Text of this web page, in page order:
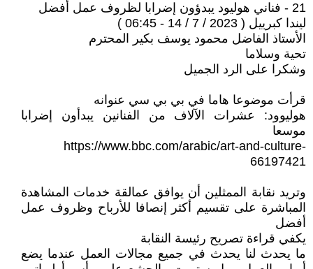
21 - فناني هوليود يبدؤون إضرابا لظروف عمل أفضل
ليندا كبرييل ( 2023 / 7 / 14 - 06:45 )
الأستاذ الفاضل محمود يوسف بكير المحترم
تحية وسلاما
وشكرا على الرد الجميل
قرأت موضوعا هاما في بي بي سي عنوانه
هوليوود: عشرات الآلاف من الفنانين يبدأون إضرابا
موسعا
https://www.bbc.com/arabic/art-and-culture-
66197421
وتريد نقابة الممثلين أن يوافق عمالقة خدمات المشاهدة
المباشرة على تقسيم أكثر إنصافا للأرباح وظروف عمل
أفضل
يكفي قراءة تصريح رئيسة النقابة
ما يحدث لنا يحدث في جميع مجالات العمل عندما يضع